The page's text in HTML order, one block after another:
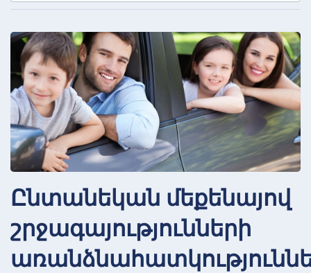
Ընտանեկան մեքենայով
շրջագայությունների